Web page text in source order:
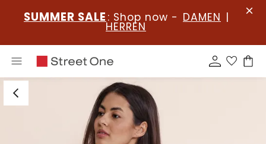
SUMMER SALE : Shop now - DAMEN |
HERREN